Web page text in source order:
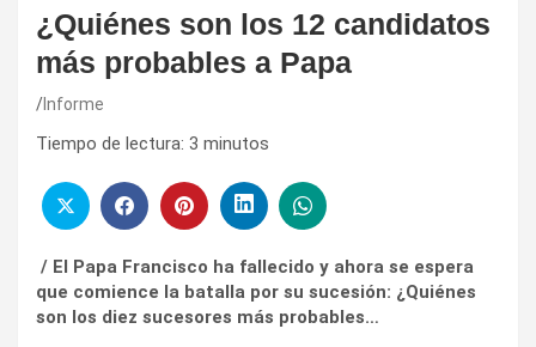
¿Quiénes son los 12 candidatos
más probables a Papa
Informe
Tiempo de lectura: 3 minutos
/ El Papa Francisco ha fallecido y ahora se espera
que comience la batalla por su sucesión: ¿Quiénes
son los diez sucesores más probables…